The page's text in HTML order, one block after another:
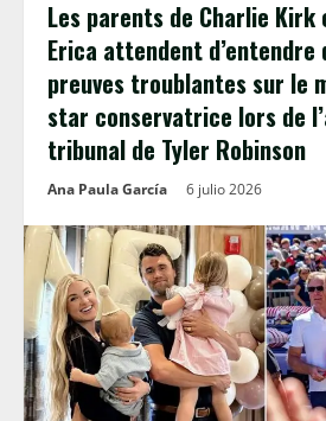
Les parents de Charlie Kirk
Erica attendent d’entendre
preuves troublantes sur le
star conservatrice lors de
tribunal de Tyler Robinson
Ana Paula García 6 julio 2026